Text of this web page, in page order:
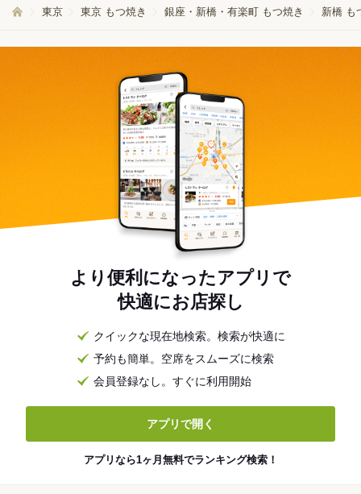
東京 東京 もつ焼き 銀座・新橋・有楽町 もつ焼き 新橋 も
より便利になったアプリで
快適にお店探し
クイックな現在地検索。検索が快適に
予約も簡単。空席をスムーズに検索
会員登録なし。すぐに利用開始
アプリで開く
アプリなら1ヶ月無料でランキング検索！